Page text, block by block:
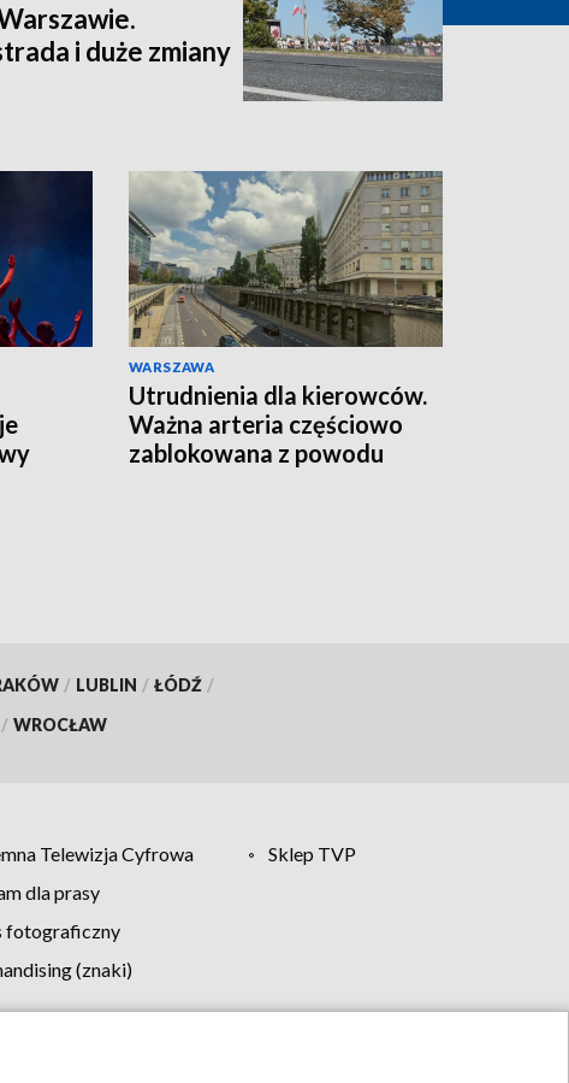
i duże zmiany
WARSZAWA
Utrudnienia dla kierowców.
Ważna arteria częściowo
zablokowana z powodu
/ LUBLIN / ŁÓDŹ /
/ WROCŁAW
Telewizja Cyfrowa
Sklep TVP
dla prasy
fotograficzny
(znaki)